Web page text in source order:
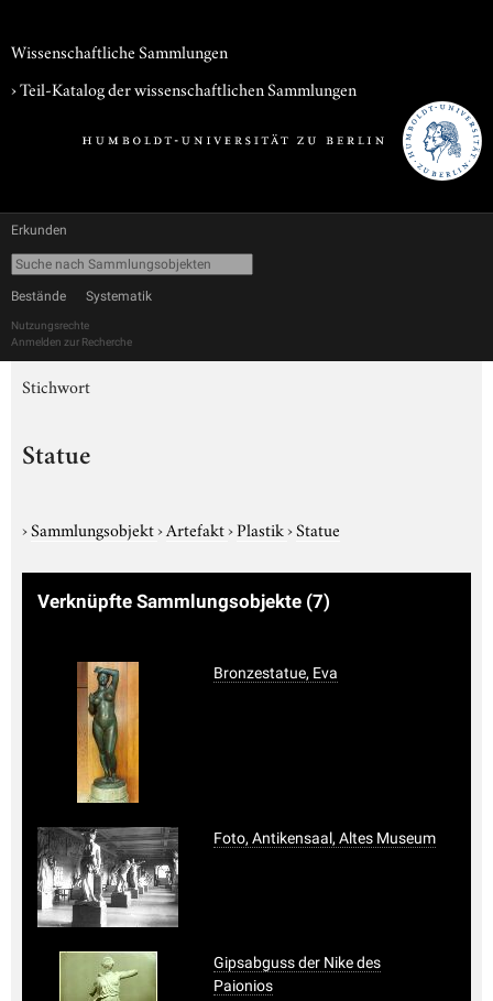
Wissenschaftliche Sammlungen
› Teil-Katalog der wissenschaftlichen Sammlungen
Erkunden
Bestände Systematik
Nutzungsrechte
Anmelden zur Recherche
Stichwort
Statue
›Sammlungsobjekt›Artefakt›Plastik›Statue
Verknüpfte Sammlungsobjekte (7)
Bronzestatue, Eva
Foto, Antikensaal, Altes Museum
Gipsabguss der Nike des
Paionios